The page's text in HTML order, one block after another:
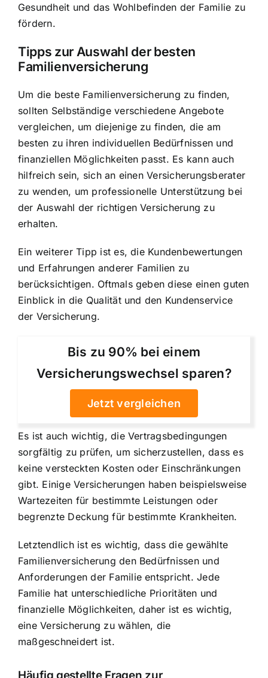
Gesundheit und das Wohlbefinden der Familie zu
fördern.
Tipps zur Auswahl der besten
Familienversicherung
Um die beste Familienversicherung zu finden,
sollten Selbständige verschiedene Angebote
vergleichen, um diejenige zu finden, die am
besten zu ihren individuellen Bedürfnissen und
finanziellen Möglichkeiten passt. Es kann auch
hilfreich sein, sich an einen Versicherungsberater
zu wenden, um professionelle Unterstützung bei
der Auswahl der richtigen Versicherung zu
erhalten.
Ein weiterer Tipp ist es, die Kundenbewertungen
und Erfahrungen anderer Familien zu
berücksichtigen. Oftmals geben diese einen guten
Einblick in die Qualität und den Kundenservice
der Versicherung.
Bis zu 90% bei einem
Versicherungswechsel sparen?
Jetzt vergleichen
Es ist auch wichtig, die Vertragsbedingungen
sorgfältig zu prüfen, um sicherzustellen, dass es
keine versteckten Kosten oder Einschränkungen
gibt. Einige Versicherungen haben beispielsweise
Wartezeiten für bestimmte Leistungen oder
begrenzte Deckung für bestimmte Krankheiten.
Letztendlich ist es wichtig, dass die gewählte
Familienversicherung den Bedürfnissen und
Anforderungen der Familie entspricht. Jede
Familie hat unterschiedliche Prioritäten und
finanzielle Möglichkeiten, daher ist es wichtig,
eine Versicherung zu wählen, die
maßgeschneidert ist.
Häufig gestellte Fragen zur